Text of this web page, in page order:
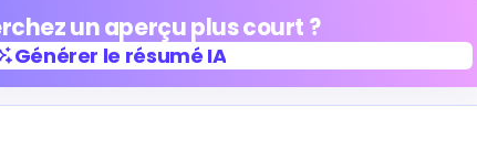
un aperçu plus court ?
Générer le résumé IA